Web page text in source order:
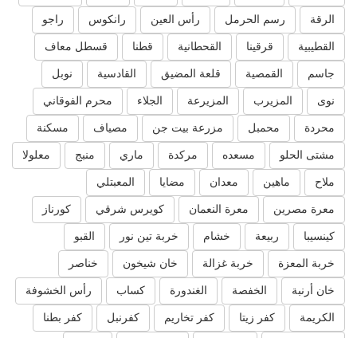
الرقة رسم الحرمل رأس العين رانكوس راجو
القطيبية قرقينا القحطانية قطنا قسطل معاف
جاسم القمصية قلعة المضيق القادسية نوبل
نوى المزيرب المزيرعة الجلاء محرم الفوقاني
محردة محمبل مزرعة بيت جن مصياف مسكنة
مشتى الحلو مسعده مركدة ماري منبج معلولا
ملاح ماهين معدان مضايا المعبتلي
معرة مصرين معرة النعمان كويرس شرقي كورناز
كينسيبا ربيعة خشام خربة تين نور القبو
خربة المعزة خربة غزالة خان شيخون خناصر
خان أرنبة الخفصة الغندورة كساب رأس الخشوفة
الكريمة كفر زيتا كفر تخاريم كفرنبل كفر بطنا